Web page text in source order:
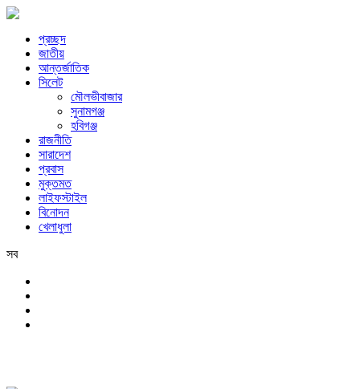
প্রচ্ছদ
জাতীয়
আন্তর্জাতিক
সিলেট
মৌলভীবাজার
সুনামগঞ্জ
হবিগঞ্জ
রাজনীতি
সারাদেশ
প্রবাস
মুক্তমত
লাইফস্টাইল
বিনোদন
খেলাধুলা
সব